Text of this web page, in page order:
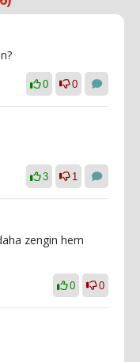
0 0
3 1
zengin hem
0 0